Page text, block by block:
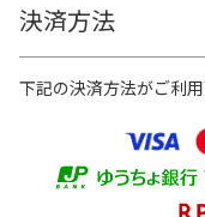
決済方法
下記の決済方法がご利用